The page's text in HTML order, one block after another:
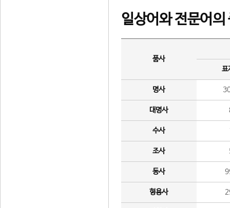
일상어와 전문어의
품사
표
명사
대명사
수사
조사
동사
형용사